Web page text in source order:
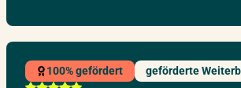
100% gefördert geförderte